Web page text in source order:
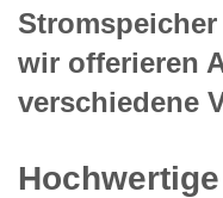
wir offerieren
verschiedene